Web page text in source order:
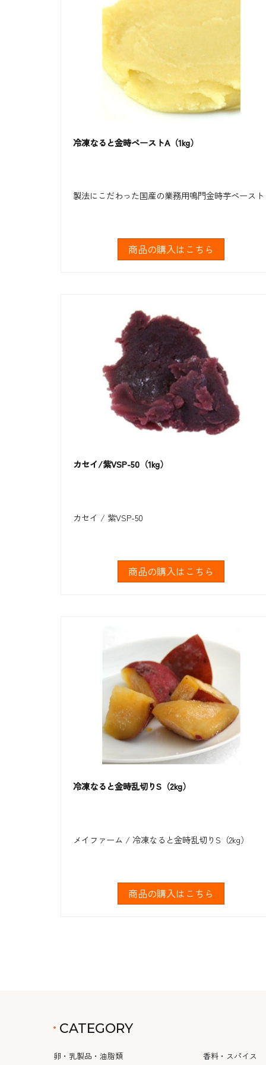
冷凍なると金時ペーストA（1kg）
製法にこだわった国産の業務用鳴門金時芋ペースト
商品の購入はこちら
カセイ/紫VSP-50（1kg）
カセイ / 紫VSP-50
商品の購入はこちら
冷凍なると金時乱切りS（2kg）
メイファーム / 冷凍なると金時乱切りS（2kg）
商品の購入はこちら
CATEGORY
卵・乳製品・油脂類 香料・スパイス